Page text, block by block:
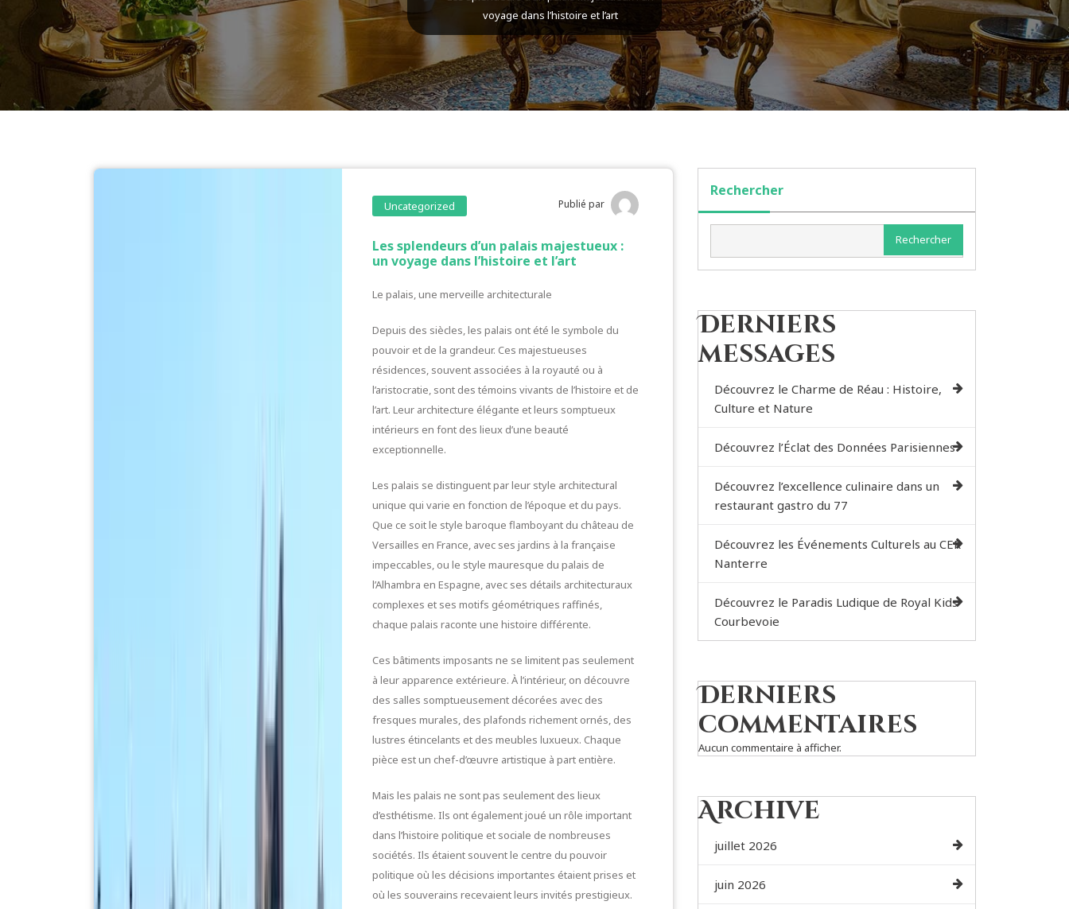
voyage dans l’histoire et l’art
Uncategorized Publié par
Les splendeurs d’un palais majestueux :
un voyage dans l’histoire et l’art
Le palais, une merveille architecturale
Depuis des siècles, les palais ont été le symbole du
pouvoir et de la grandeur. Ces majestueuses
résidences, souvent associées à la royauté ou à
l’aristocratie, sont des témoins vivants de l’histoire et de
l’art. Leur architecture élégante et leurs somptueux
intérieurs en font des lieux d’une beauté
exceptionnelle.
Les palais se distinguent par leur style architectural
unique qui varie en fonction de l’époque et du pays.
Que ce soit le style baroque flamboyant du château de
Versailles en France, avec ses jardins à la française
impeccables, ou le style mauresque du palais de
l’Alhambra en Espagne, avec ses détails architecturaux
complexes et ses motifs géométriques raffinés,
chaque palais raconte une histoire différente.
Ces bâtiments imposants ne se limitent pas seulement
à leur apparence extérieure. À l’intérieur, on découvre
des salles somptueusement décorées avec des
fresques murales, des plafonds richement ornés, des
lustres étincelants et des meubles luxueux. Chaque
pièce est un chef-d’œuvre artistique à part entière.
Mais les palais ne sont pas seulement des lieux
d’esthétisme. Ils ont également joué un rôle important
dans l’histoire politique et sociale de nombreuses
sociétés. Ils étaient souvent le centre du pouvoir
politique où les décisions importantes étaient prises et
où les souverains recevaient leurs invités prestigieux.
Rechercher
Rechercher
Derniers
messages
Découvrez le Charme de Réau : Histoire,
Culture et Nature
Découvrez l’Éclat des Données Parisiennes
Découvrez l’excellence culinaire dans un
restaurant gastro du 77
Découvrez les Événements Culturels au CER
Nanterre
Découvrez le Paradis Ludique de Royal Kids
Courbevoie
Derniers
commentaires
Aucun commentaire à afficher.
Archive
juillet 2026
juin 2026